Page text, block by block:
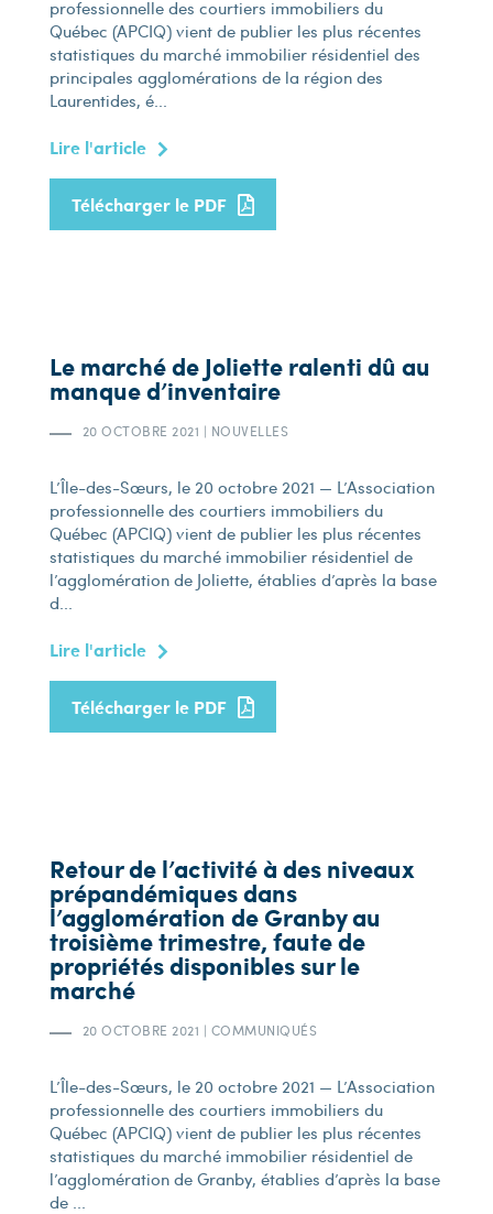
professionnelle des courtiers immobiliers du
Québec (APCIQ) vient de publier les plus récentes
statistiques du marché immobilier résidentiel des
principales agglomérations de la région des
Laurentides, é...
Lire l'article
Télécharger le PDF
Le marché de Joliette ralenti dû au
manque d’inventaire
20 OCTOBRE 2021 | NOUVELLES
L’Île-des-Sœurs, le 20 octobre 2021 — L’Association
professionnelle des courtiers immobiliers du
Québec (APCIQ) vient de publier les plus récentes
statistiques du marché immobilier résidentiel de
l’agglomération de Joliette, établies d’après la base
d...
Lire l'article
Télécharger le PDF
Retour de l’activité à des niveaux
prépandémiques dans
l’agglomération de Granby au
troisième trimestre, faute de
propriétés disponibles sur le
marché
20 OCTOBRE 2021 | COMMUNIQUÉS
L’Île-des-Sœurs, le 20 octobre 2021 — L’Association
professionnelle des courtiers immobiliers du
Québec (APCIQ) vient de publier les plus récentes
statistiques du marché immobilier résidentiel de
l’agglomération de Granby, établies d’après la base
de ...